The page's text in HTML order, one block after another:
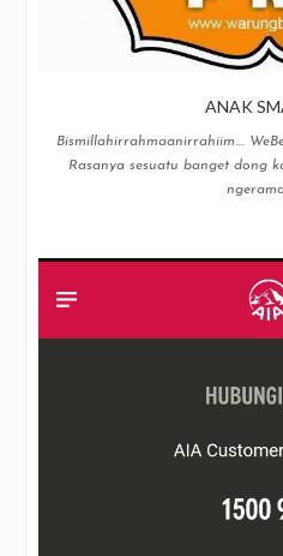
ANAK
Bismillahirrahmaanirrahiim….
Rasanya sesuatu banget dong